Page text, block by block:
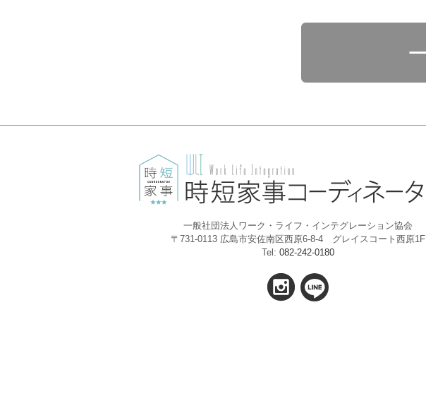
一般社団法人ワーク・ライフ・インテグレーション協会
〒731-0113 広島市安佐南区西原6-8-4 グレイスコート西原1F
Tel: 082-242-0180